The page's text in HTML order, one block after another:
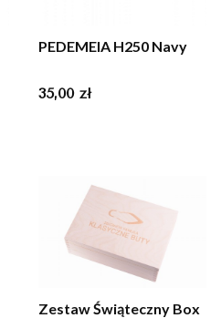
PEDEMEIA H250 Navy
Cena
35,00 zł
Zestaw Świąteczny Box